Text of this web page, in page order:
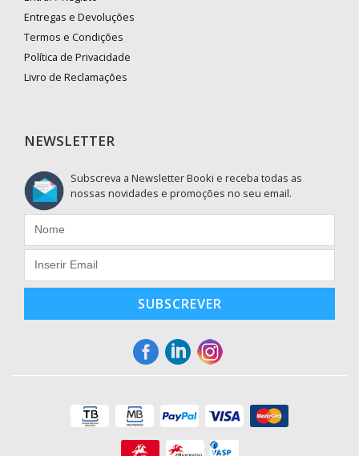
Entregas e Devoluções
Termos e Condições
Política de Privacidade
Livro de Reclamações
NEWSLETTER
Subscreva a Newsletter Booki e receba todas as
nossas novidades e promoções no seu email.
SUBSCREVER